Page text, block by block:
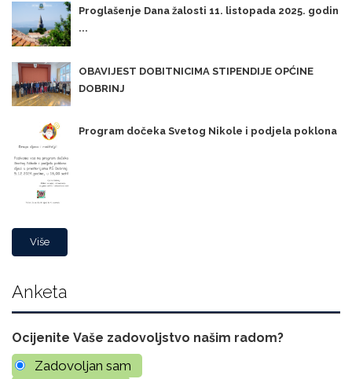
Proglašenje Dana žalosti 11. listopada 2025. godin
...
OBAVIJEST DOBITNICIMA STIPENDIJE OPĆINE
DOBRINJ
Program dočeka Svetog Nikole i podjela poklona
Više
Anketa
Ocijenite Vaše zadovoljstvo našim radom?
Zadovoljan sam